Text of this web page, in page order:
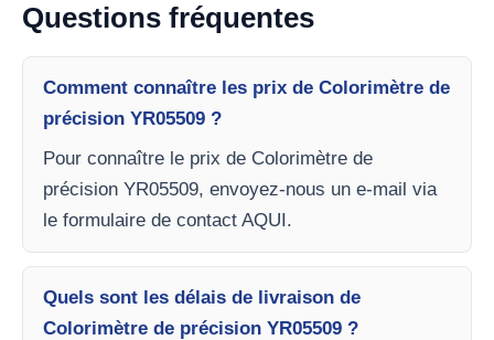
Questions fréquentes
Comment connaître les prix de Colorimètre de
précision YR05509 ?
Pour connaître le prix de Colorimètre de
précision YR05509, envoyez-nous un e-mail via
le formulaire de contact AQUI.
Quels sont les délais de livraison de
Colorimètre de précision YR05509 ?